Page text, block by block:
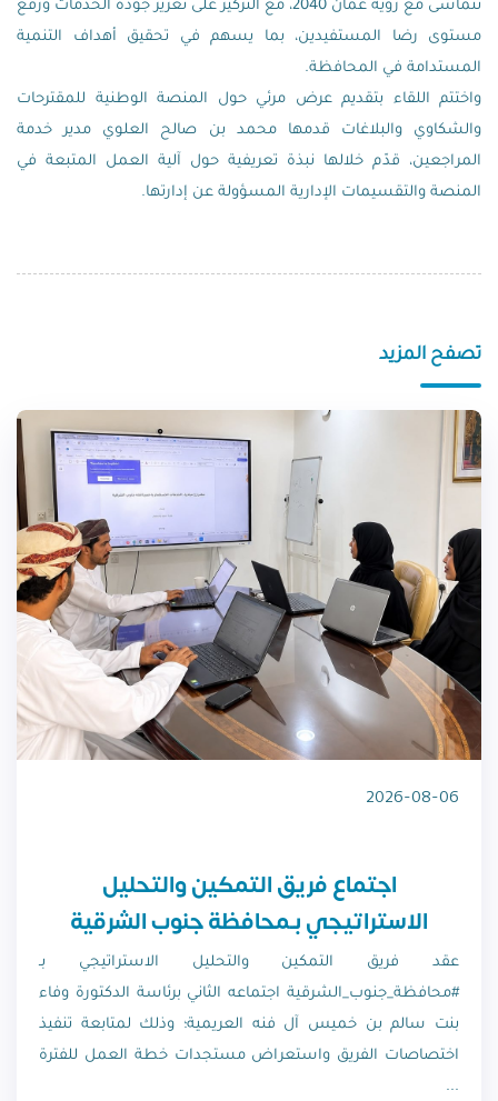
تتماشى مع رؤية عُمان 2040، مع التركيز على تعزيز جودة الخدمات ورفع
مستوى رضا المستفيدين، بما يسهم في تحقيق أهداف التنمية
المستدامة في المحافظة.
واختتم اللقاء بتقديم عرض مرئي حول المنصة الوطنية للمقترحات
والشكاوي والبلاغات قدمها محمد بن صالح العلوي مدير خدمة
المراجعين، قدّم خلالها نبذة تعريفية حول آلية العمل المتبعة في
المنصة والتقسيمات الإدارية المسؤولة عن إدارتها.
تصفح المزيد
2026-08-06
اجتماع فريق التمكين والتحليل
الاستراتيجي بـمحافظة جنوب الشرقية
عقد فريق التمكين والتحليل الاستراتيجي بـ
#محافظة_جنوب_الشرقية اجتماعه الثاني برئاسة الدكتورة وفاء
بنت سالم بن خميس آل فنه العريمية؛ وذلك لمتابعة تنفيذ
اختصاصات الفريق واستعراض مستجدات خطة العمل للفترة
...